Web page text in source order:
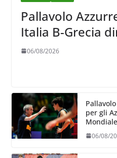
Pallavolo
Italia B-Grecia
06/08/2026
per gli
06/08/